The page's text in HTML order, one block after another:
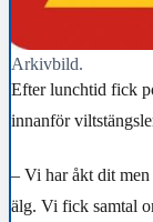
Arkivbild.
Efter lunchtid fick
innanför
– Vi har åkt dit men
älg. Vi fick samtal